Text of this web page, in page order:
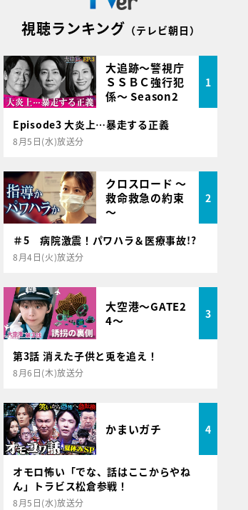
視聴ランキング （テレビ朝日）
大追跡～警視庁
ＳＳＢＣ強行犯
係～ Season2
1
Episode3 大炎上…暴走する正義
8月5日(水)放送分
クロスロード ～
救命救急の約束
～
2
＃5 病院激震！パワハラ＆医療事故!?
8月4日(火)放送分
大空港～GATE2
4～
3
第3話 消えた子供と兎を追え！
8月6日(木)放送分
かまいガチ 4
オモロ怖い「でな、話はここからやね
ん」トラビス松倉参戦！
8月5日(水)放送分